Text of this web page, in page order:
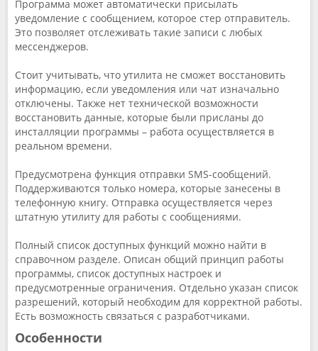
Программа может автоматически присылать
уведомление с сообщением, которое стер отправитель.
Это позволяет отслеживать такие записи с любых
мессенджеров.
Стоит учитывать, что утилита не сможет восстановить
информацию, если уведомления или чат изначально
отключены. Также нет технической возможности
восстановить данные, которые были присланы до
инсталляции программы – работа осуществляется в
реальном времени.
Предусмотрена функция отправки SMS-сообщений.
Поддерживаются только номера, которые занесены в
телефонную книгу. Отправка осуществляется через
штатную утилиту для работы с сообщениями.
Полный список доступных функций можно найти в
справочном разделе. Описан общий принцип работы
программы, список доступных настроек и
предусмотренные ограничения. Отдельно указан список
разрешений, который необходим для корректной работы.
Есть возможность связаться с разработчиками.
Особенности